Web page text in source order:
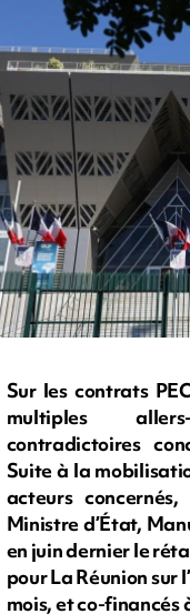
Sur les contrats
multiples
contradictoires
Suite à la
acteurs
Ministre d’État,
en juin dernier le
pour La Réunion sur
mois, et co-financés